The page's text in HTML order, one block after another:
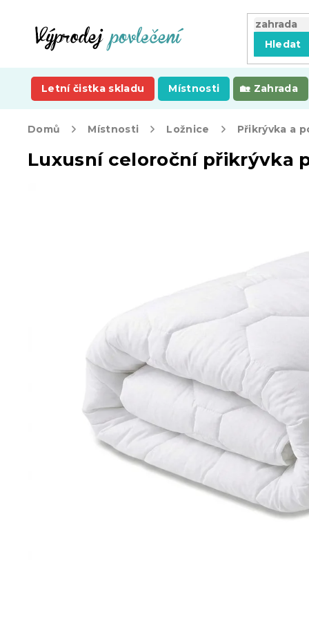
Hledat
Letní čistka skladu Místnosti Zahrada
Domů Místnosti Ložnice Přikrývka a
Luxusní celoroční přikrývka